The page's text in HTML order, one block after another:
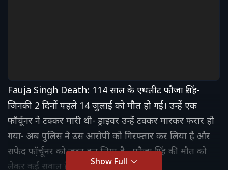
Fauja Singh Death: 114 साल के एथलीट फौजा सिंह-
जिनकी 2 दिनों पहले 14 जुलाई को मौत हो गई। उन्हें एक
फॉर्चूनर ने टक्कर मारी थी- ड्राइवर उन्हें टक्कर मारकर फरार हो
गया- अब पुलिस ने उस आरोपी को गिरफ्तार कर लिया है और
सफेद फॉ़र्चूनर को जब्त कर लिया है....फौजा सिंह की मौत को
लेकर कई सवाल हैं।
Show Full